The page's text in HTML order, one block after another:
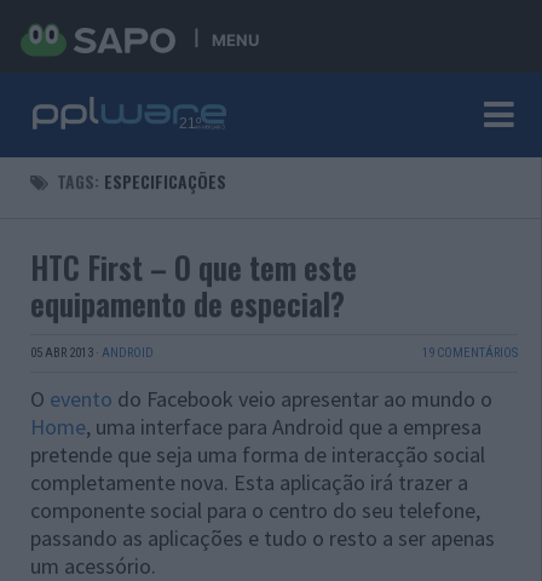
MENU
TAGS: ESPECIFICAÇÕES
HTC First – O que tem este
equipamento de especial?
05 ABR 2013 · ANDROID 19 COMENTÁRIOS
O evento do Facebook veio apresentar ao mundo o
Home, uma interface para Android que a empresa
pretende que seja uma forma de interacção social
completamente nova. Esta aplicação irá trazer a
componente social para o centro do seu telefone,
passando as aplicações e tudo o resto a ser apenas
um acessório.